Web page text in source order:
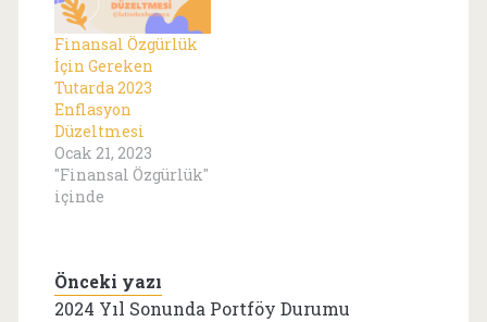
Finansal Özgürlük
İçin Gereken
Tutarda 2023
Enflasyon
Düzeltmesi
Ocak 21, 2023
"Finansal Özgürlük"
içinde
Önceki yazı
2024 Yıl Sonunda Portföy Durumu